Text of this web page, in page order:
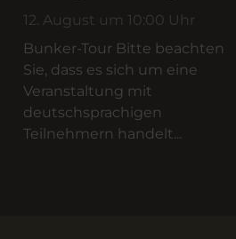
12. August um 10:00 Uhr
Bunker-Tour Bitte beachten
Sie, dass es sich um eine
Veranstaltung mit
deutschsprachigen
Teilnehmern handelt...